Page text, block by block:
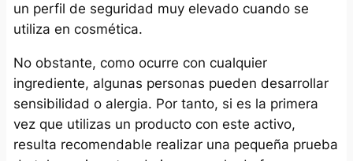
un perfil de seguridad muy elevado cuando se
utiliza en cosmética.
No obstante, como ocurre con cualquier
ingrediente, algunas personas pueden desarrollar
sensibilidad o alergia. Por tanto, si es la primera
vez que utilizas un producto con este activo,
resulta recomendable realizar una pequeña prueba